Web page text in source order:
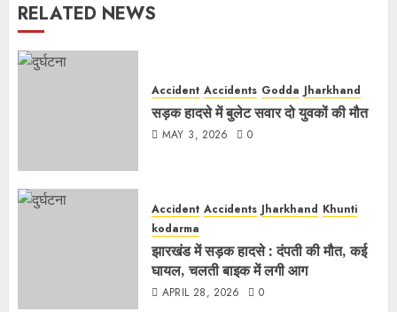
RELATED NEWS
Accident Accidents Godda Jharkhand
सड़क हादसे में बुलेट सवार दो युवकों की मौत
MAY 3, 2026 0
Accident Accidents Jharkhand Khunti
kodarma
झारखंड में सड़क हादसे : दंपती की मौत, कई
घायल, चलती बाइक में लगी आग
APRIL 28, 2026 0